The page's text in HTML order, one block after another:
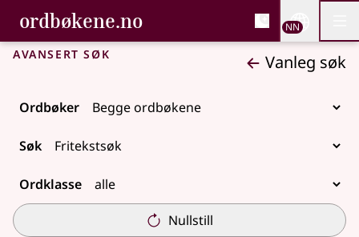
Gå til hovudinnhald
Tilgjenge
ordbøkene.no, Bokmålsordboka og
Bokmålsordboka og Nynorskordboka
NN
Avansert søk Vanleg søk
Ordbøker
Søk
Ordklasse
Nullstill